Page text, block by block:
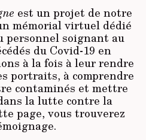
est un projet de notre
mémorial virtuel dédié
personnel soignant au
du Covid-19 en
à la fois à leur rendre
portraits, à comprendre
contaminés et mettre
la lutte contre la
page, vous trouverez